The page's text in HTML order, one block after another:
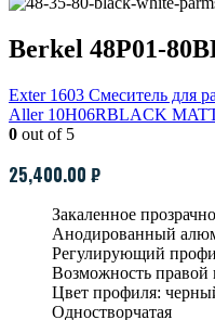
Berkel 48P01-
Exter 1603 Смеситель для
Aller 10H06RBLACK
0 out of 5
25,400.00 ₽
Закаленное
Анодированный
Регулирующий
Возможность правой
Цвет профиля:
Одностворчатая